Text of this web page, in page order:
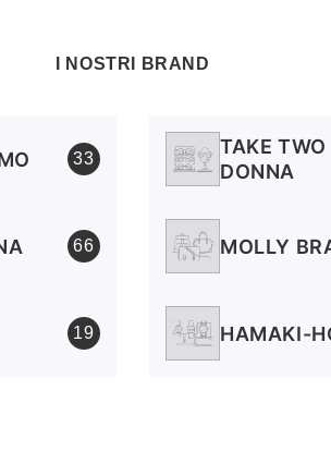
I NOSTRI BRAND
33
TAKE TWO
DONNA
66 MOLLY
19 HAMAKI-